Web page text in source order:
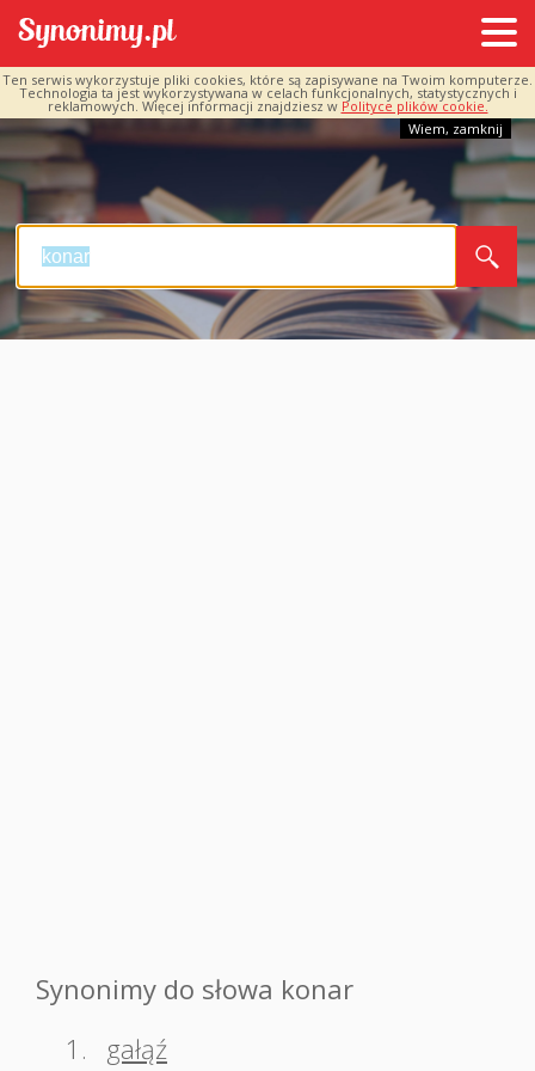
Ten serwis wykorzystuje pliki cookies, które są zapisywane na Twoim komputerze.
Technologia ta jest wykorzystywana w celach funkcjonalnych, statystycznych i
reklamowych. Więcej informacji znajdziesz w Polityce plików cookie.
Wiem, zamknij
Synonimy do słowa konar
1.
gałąź